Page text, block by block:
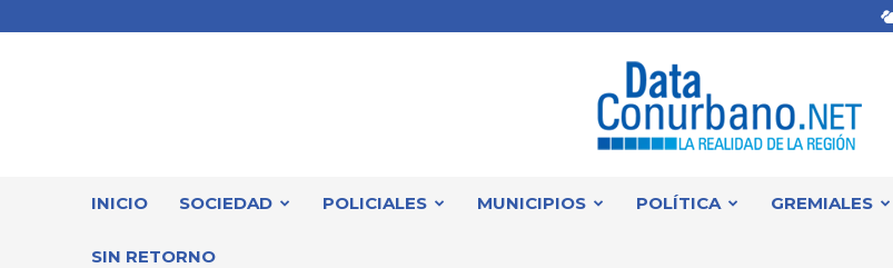
INICIO SOCIEDAD POLICIALES MUNICIPIOS POLÍTICA GREMIALES
SIN RETORNO